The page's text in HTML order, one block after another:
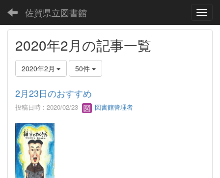
佐賀県立図書館
2020年2月の記事一覧
2020年2月 50件
2月23日のおすすめ
投稿日時 : 2020/02/23 図書館管理者